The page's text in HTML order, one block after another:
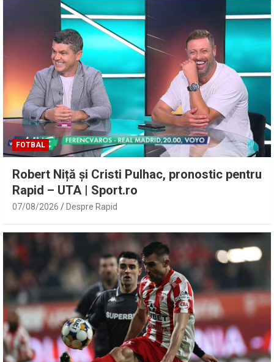
FOTBAL
Robert Niță și Cristi Pulhac, pronostic pentru
Rapid – UTA | Sport.ro
07/08/2026 Despre Rapid